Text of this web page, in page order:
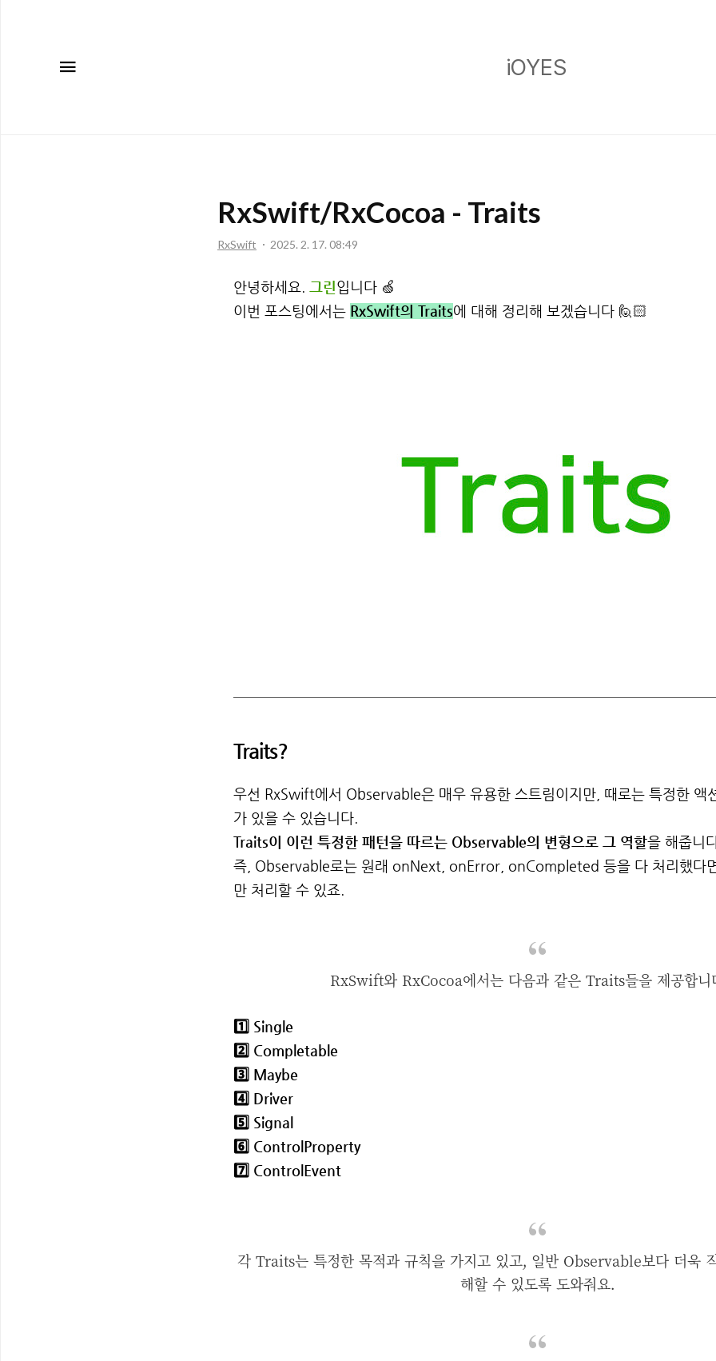
iOYES
RxSwift/RxCocoa - Traits
RxSwift 2025. 2. 17. 08:49
안녕하세요. 그린입니다 🍏
이번 포스팅에서는 RxSwift의 Traits에 대해 정리해 보겠습니다 🙋🏻
Traits?
우선 RxSwift에서 Observable은 매우 유용한 스트림이지만, 때로는 특정한 액
가 있을 수 있습니다.
Traits이 이런 특정한 패턴을 따르는 Observable의 변형으로 그 역할을 해줍니
즉, Observable로는 원래 onNext, onError, onCompleted 등을 다 처리했다
만 처리할 수 있죠.
RxSwift와 RxCocoa에서는 다음과 같은 Traits들을 제공합니
1️⃣ Single
2️⃣ Completable
3️⃣ Maybe
4️⃣ Driver
5️⃣ Signal
6️⃣ ControlProperty
7️⃣ ControlEvent
각 Traits는 특정한 목적과 규칙을 가지고 있고, 일반 Observable보다 더욱
해할 수 있도록 도와줘요.